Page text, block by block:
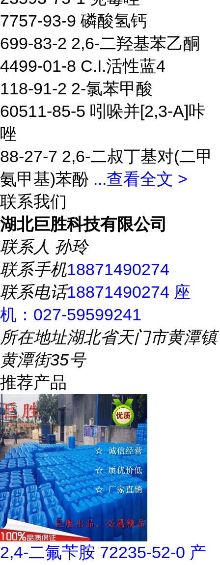
7757-93-9 磷酸氢钙
699-83-2 2,6-二羟基苯乙酮
4499-01-8 C.I.活性蓝4
118-91-2 2-氯苯甲酸
60511-85-5 吲哚并[2,3-A]咔
唑
88-27-7 2,6-二叔丁基对(二甲
氨甲基)苯酚 ...查看全文 >
联系我们
湖北巨胜科技有限公司
联系人 孙玲
联系手机18871490274
联系电话18871490274 座
机：027-59599241
所在地址湖北省天门市黄潭镇
黄潭街35号
推荐产品
2,4-二氟苄胺 72235-52-0 产